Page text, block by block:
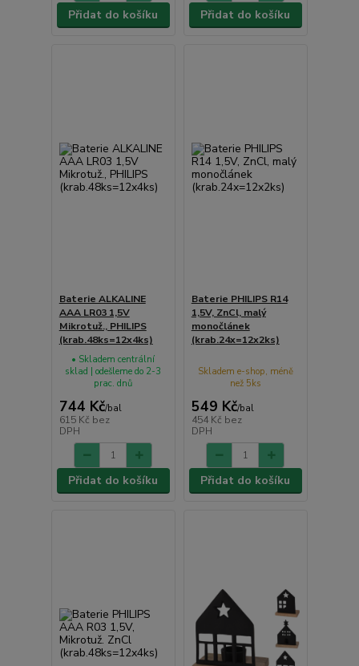
Přidat do košíku Přidat do košíku
Baterie ALKALINE
AAA LR03 1,5V
Mikrotuž., PHILIPS
(krab.48ks=12x4ks)
744 Kč/bal
615 Kč bez
DPH
• Skladem centrální
sklad | odešleme do 2-3
prac. dnů
Přidat do košíku
Baterie PHILIPS R14
1,5V, ZnCl, malý
monočlánek
(krab.24x=12x2ks)
549 Kč/bal
454 Kč bez
DPH
Skladem e-shop, méně
než 5ks
Přidat do košíku